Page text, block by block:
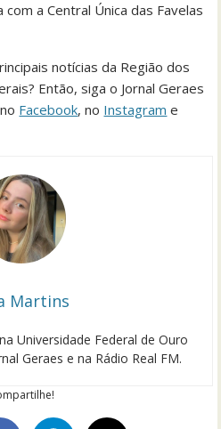
a Central Única das Favelas
notícias da Região dos
Então, siga o Jornal Geraes
Facebook, no Instagram e
Martins
Universidade Federal de Ouro
Geraes e na Rádio Real FM.